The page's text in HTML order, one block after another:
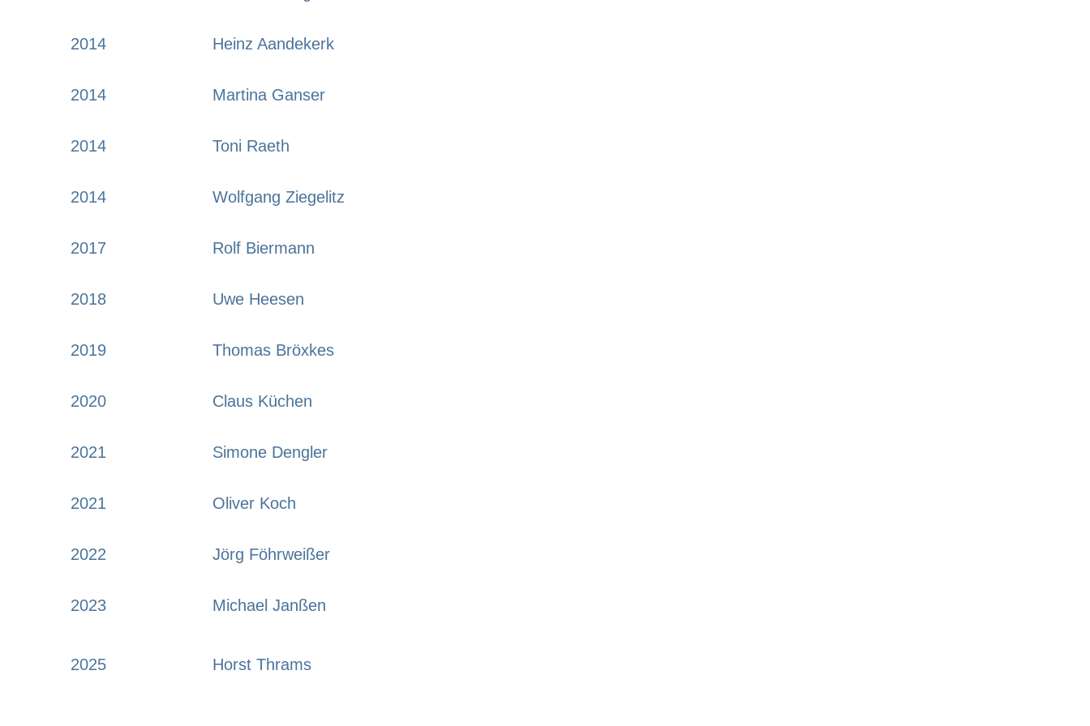
2014 Heinz Aandekerk
2014 Martina Ganser
2014 Toni Raeth
2014 Wolfgang Ziegelitz
2017 Rolf Biermann
2018 Uwe Heesen
2019 Thomas Bröxkes
2020 Claus Küchen
2021 Simone Dengler
2021 Oliver Koch
2022 Jörg Föhrweißer
2023
2025
Michael Janßen
Horst Thrams